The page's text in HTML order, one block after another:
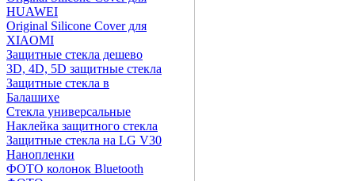
HUAWEI
Original Silicone Cover для
XIAOMI
Защитные стекла дешево
3D, 4D, 5D защитные стекла
Защитные стекла в
Балашихе
Стекла универсальные
Наклейка защитного стекла
Защитные стекла на LG V30
Нанопленки
ФОТО колонок Bluetooth